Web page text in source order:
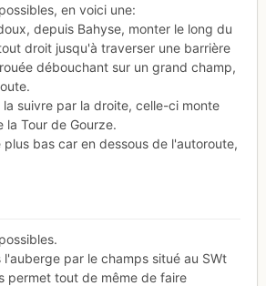
en voici une:
depuis Bahyse, monter le long du
droit jusqu'à traverser une barrière
débouchant sur un grand champ,
suivre par la droite, celle-ci monte
la Tour de Gourze.
bas car en dessous de l'autoroute,
par le champs situé au SWt
permet tout de même de faire